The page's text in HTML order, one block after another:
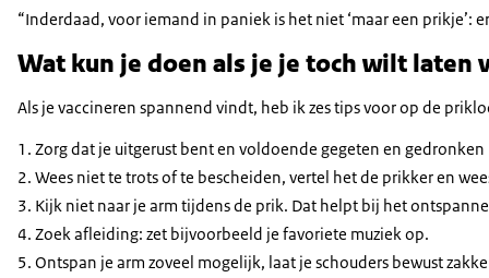
“Inderdaad, voor iemand in paniek is het niet ‘maar een prikje’:
Wat kun je doen als je je toch wilt laten
Als je vaccineren spannend vindt, heb ik zes tips voor op de
Zorg dat je uitgerust bent en voldoende gegeten en
Wees niet te trots of te bescheiden, vertel het de prikker en
Kijk niet naar je arm tijdens de prik. Dat helpt bij het
Zoek afleiding: zet bijvoorbeeld je favoriete muziek op.
Ontspan je arm zoveel mogelijk, laat je schouders bewust